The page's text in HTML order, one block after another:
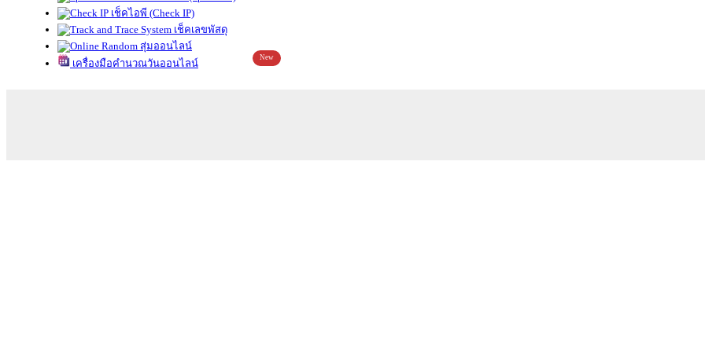
เช็คไอพี (Check IP)
เช็คเลขพัสดุ
สุ่มออนไลน์
เครื่องมือคำนวณวันออนไลน์
New